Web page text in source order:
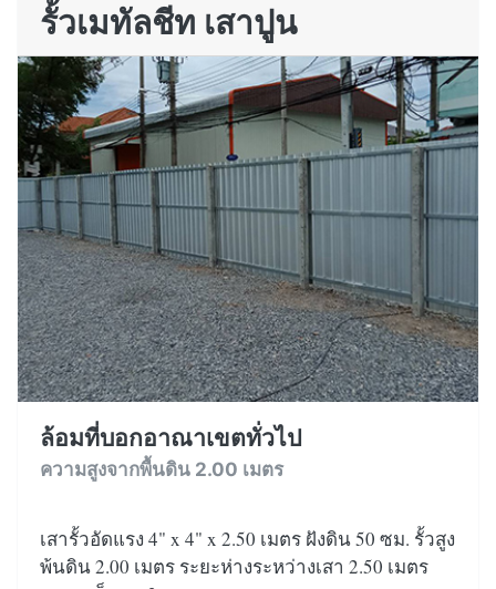
รั้วเมทัลชีท เสาปูน
ล้อมที่บอกอาณาเขตทั่วไป
ความสูงจากพื้นดิน 2.00 เมตร
เสารั้วอัดแรง 4" x 4" x 2.50 เมตร ฝังดิน 50 ซม. รั้วสูง
พ้นดิน 2.00 เมตร ระยะห่างระหว่างเสา 2.50 เมตร